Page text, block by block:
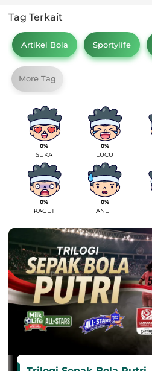
Tag Terkait
Artikel Bola Sportylife
More Tag
0%
SUKA
0%
LUCU
0%
KAGET
0%
ANEH